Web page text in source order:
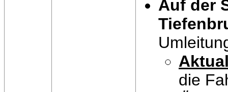
Auf der
die